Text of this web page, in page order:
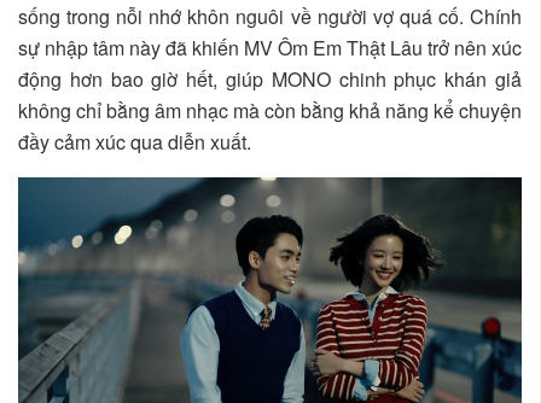
sống trong nỗi nhớ khôn nguôi về người vợ quá cố. Chính
sự nhập tâm này đã khiến MV Ôm Em Thật Lâu trở nên xúc
động hơn bao giờ hết, giúp MONO chinh phục khán giả
không chỉ bằng âm nhạc mà còn bằng khả năng kể chuyện
đầy cảm xúc qua diễn xuất.